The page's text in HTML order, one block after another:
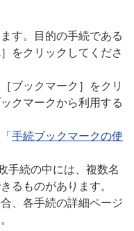
す。目的の手続である
をクリックしてくださ
ブックマーク］をクリ
クマークから利用する
手続ブックマークの使
手続の中には、複数名
るものがあります。
、各手続の詳細ページ